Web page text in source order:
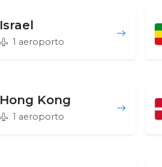
Israel
1 aeroporto
Hong Kong
1 aeroporto